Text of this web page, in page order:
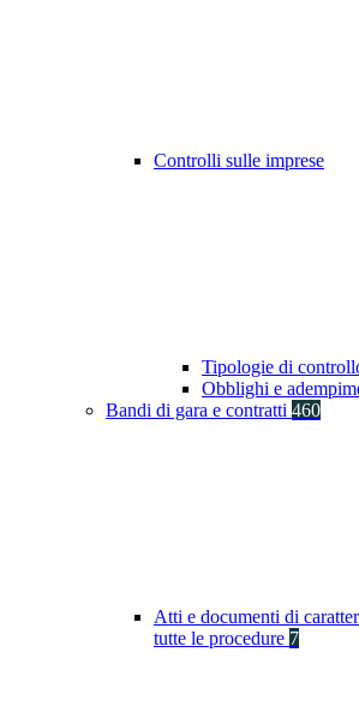
Controlli sulle imprese
Tipologie di
Obblighi e
Bandi di gara e contratti 460
Atti e documenti di
tutte le procedure 7